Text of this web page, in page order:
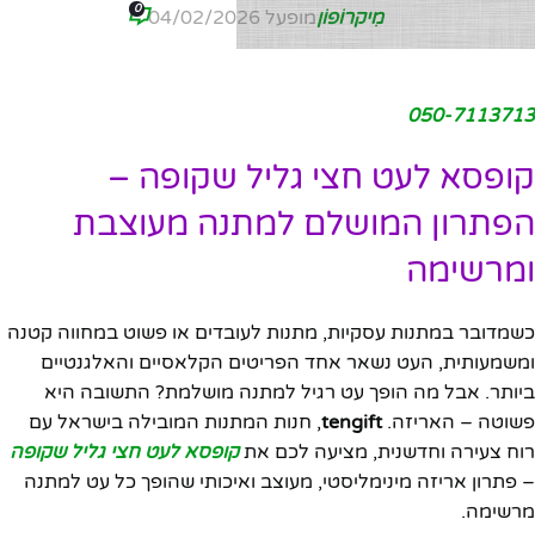
מִיקרוֹפוֹןמופעל 04/02/2026 0
050-7113713
קופסא לעט חצי גליל שקופה –
הפתרון המושלם למתנה מעוצבת
ומרשימה
כשמדובר במתנות עסקיות, מתנות לעובדים או פשוט במחווה קטנה
ומשמעותית, העט נשאר אחד הפריטים הקלאסיים והאלגנטיים
ביותר. אבל מה הופך עט רגיל למתנה מושלמת? התשובה היא
פשוטה – האריזה.tengift, חנות המתנות המובילה בישראל עם
רוח צעירה וחדשנית, מציעה לכם אתקופסא לעט חצי גליל שקופה
– פתרון אריזה מינימליסטי, מעוצב ואיכותי שהופך כל עט למתנה
מרשימה.